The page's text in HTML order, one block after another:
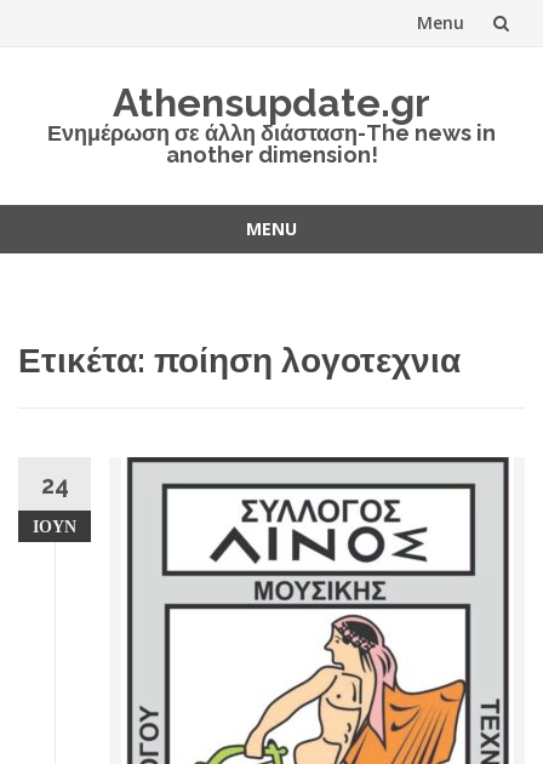
Menu
Athensupdate.gr
Ενημέρωση σε άλλη διάσταση-The news in
another dimension!
MENU
Ετικέτα: ποίηση λογοτεχνια
24
ΙΟΎΝ